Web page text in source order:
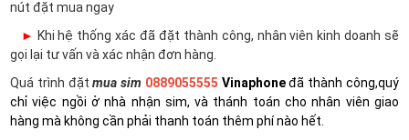
nút đặt mua ngay
► Khi hệ thống xác đã đặt thành công, nhân viên kinh doanh sẽ
gọi lại tư vấn và xác nhận đơn hàng.
Quá trình đặtmua sim 0889055555 Vinaphoneđã thành công,quý
chỉ việc ngồi ở nhà nhận sim, và thánh toán cho nhân viên giao
hàng mà không cần phải thanh toán thêm phí nào hết.